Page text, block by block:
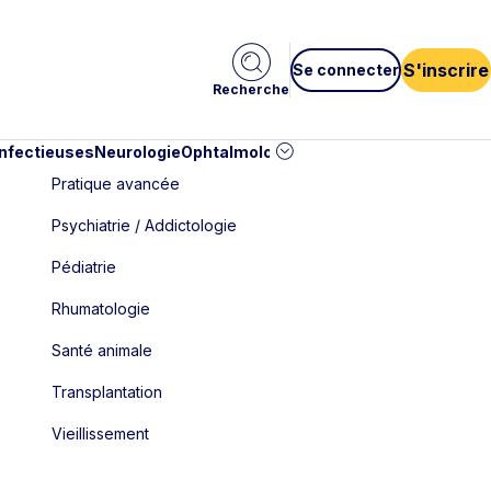
Recherche
Se connecter S'inscrire
NeurologieOphtalmologie
Pratique avancée
Psychiatrie / Addictologie
Pédiatrie
Rhumatologie
Santé animale
Transplantation
Vieillissement